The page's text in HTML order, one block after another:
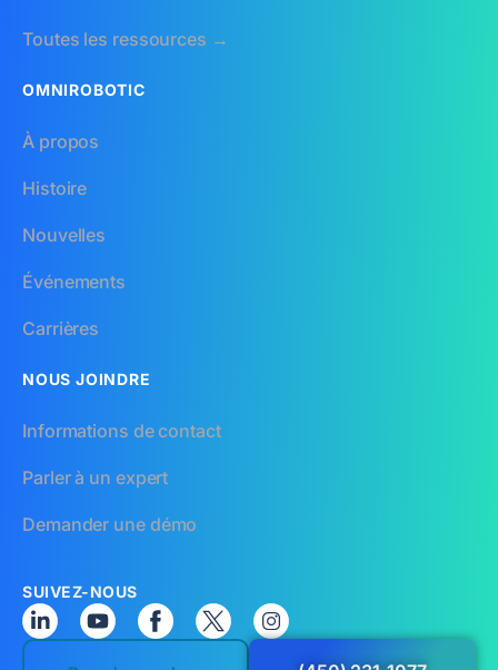
Toutes les ressources →
OMNIROBOTIC
À propos
Histoire
Nouvelles
Événements
Carrières
NOUS JOINDRE
Informations de contact
Parler à un expert
Demander une démo
SUIVEZ-NOUS